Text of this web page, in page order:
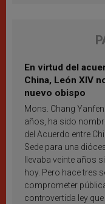
En virtud del
China, León XIV
nuevo obispo
Mons. Chang
años, ha sido
del Acuerdo entre
Sede para una
llevaba veinte años
hoy. Pero hace tres
comprometer
controvertida ley